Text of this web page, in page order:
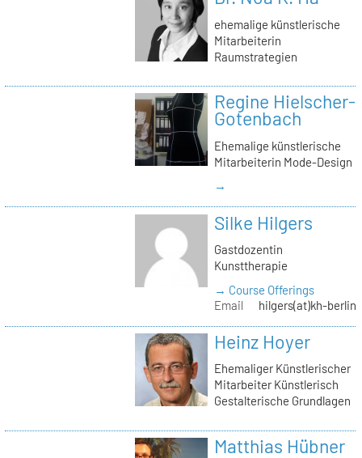
ehemalige künstlerische
Mitarbeiterin
Raumstrategien
Regine Hielscher-
Gotenbach
Ehemalige künstlerische
Mitarbeiterin Mode-Design
→
Silke Hilgers
Gastdozentin
Kunsttherapie
→ Course Offerings
Email
hilgers(at)kh-
Heinz Hoyer
Ehemaliger Künstlerischer
Mitarbeiter Künstlerisch
Gestalterische Grundlagen
Matthias Hübner